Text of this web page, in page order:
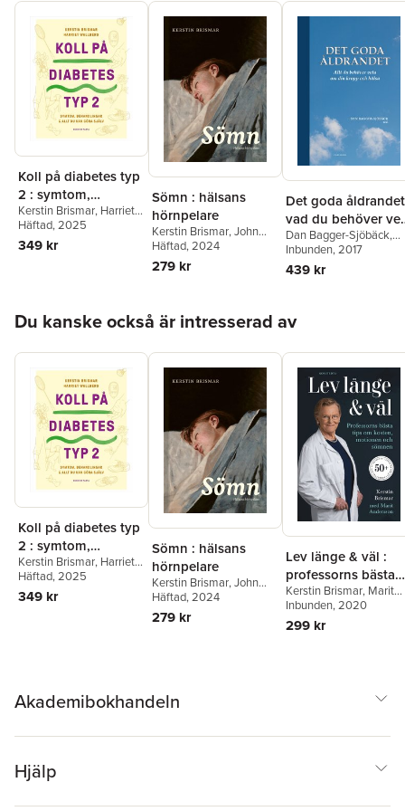
Koll på diabetes typ
2 : symtom,
behandlingar & allt
du kan göra själv
Kerstin Brismar, Harriet
Wallberg
Häftad, 2025
349 kr
Sömn : hälsans
hörnpelare
Kerstin Brismar,John
Axelsson,Kristoffer
Bothelius
Cedernaes
Wetterberg,Torbjörn
Åkerstedt
Häftad, 2024
279 kr
Det goda
vad du behöver
om din kropp och
hälsa
Dan Bagger-Sjöbäck,
Stefan Arver,Marianne
Beausang-Linder
Bergenius
Ekman
Helström,Lars
Gunilla Nordenram,
Roger Qvarsell,Ulf
Rosenhall, Gösta Roupe
Åke Rundgren,Stephan
Rössner,Karin
Gustafsson, Nisse
Simonson,Olle
Svensson
,Anne Tham
Lars Tornstam,
Eva
Uustal Fornell ,Jan Ygge
Torbjörn Åkerstedt
Inbunden, 2017
439 kr
Du kanske också är intresserad av
Koll på diabetes typ
2 : symtom,
behandlingar & allt
du kan göra själv
Kerstin Brismar, Harriet
Wallberg
Häftad, 2025
349 kr
Sömn : hälsans
hörnpelare
Kerstin Brismar,John
Axelsson,Kristoffer
Bothelius
Cedernaes
Häftad, 2024
279 kr
Lev länge & väl :
professorns bästa
tips om kosten,
motionen och
sömnen
Kerstin Brismar, Marit
Andersson
Inbunden, 2020
299 kr
Akademibokhandeln
Hjälp